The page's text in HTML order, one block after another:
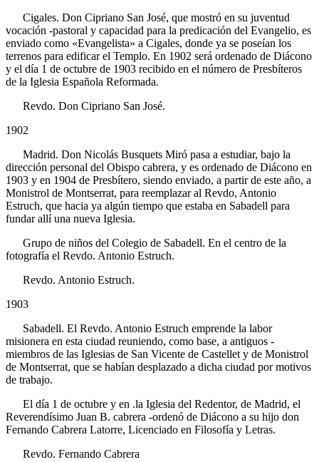
Cigales. Don Cipriano San José, que mostró en su juventud
vocación -pastoral y capacidad para la predicación del Evangelio, es
enviado como «Evangelista» a Cigales, donde ya se poseían los
terrenos para edificar el Templo. En 1902 será ordenado de Diácono
y el día 1 de octubre de 1903 recibido en el número de Presbíteros
de la Iglesia Española Reformada.
Revdo. Don Cipriano San José.
1902
Madrid. Don Nicolás Busquets Miró pasa a estudiar, bajo la
dirección personal del Obispo cabrera, y es ordenado de Diácono en
1903 y en 1904 de Presbítero, siendo enviado, a partir de este año, a
Monistrol de Montserrat, para reemplazar al Revdo, Antonio
Estruch, que hacia ya algún tiempo que estaba en Sabadell para
fundar allí una nueva Iglesia.
Grupo de niños del Colegio de Sabadell. En el centro de la
fotografía el Revdo. Antonio Estruch.
Revdo. Antonio Estruch.
1903
Sabadell. El Revdo. Antonio Estruch emprende la labor
misionera en esta ciudad reuniendo, como base, a antiguos -
miembros de las Iglesias de San Vicente de Castellet y de Monistrol
de Montserrat, que se habían desplazado a dicha ciudad por motivos
de trabajo.
El día 1 de octubre y en .la Iglesia del Redentor, de Madrid, el
Reverendísimo Juan B. cabrera -ordenó de Diácono a su hijo don
Fernando Cabrera Latorre, Licenciado en Filosofía y Letras.
Revdo. Fernando Cabrera